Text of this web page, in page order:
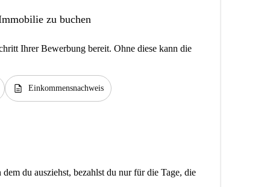
zu buchen
Ihrer Bewerbung bereit. Ohne diese kann die
description Einkommensnachweis
du ausziehst, bezahlst du nur für die Tage, die